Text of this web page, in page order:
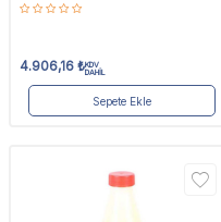
4.906,16 ₺KDV
DAHİL
Sepete Ekle